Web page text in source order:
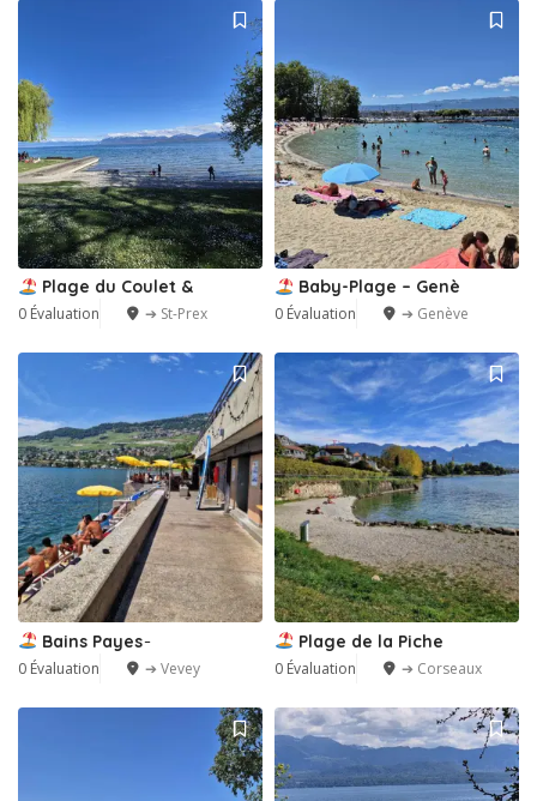
Plage du Coulet &
0 Évaluation ➔ St-Prex
Baby-Plage – Genè
0 Évaluation ➔ Genève
Bains Payes ̵
0 Évaluation ➔ Vevey
Plage de la Piche
0 Évaluation ➔ Corseaux